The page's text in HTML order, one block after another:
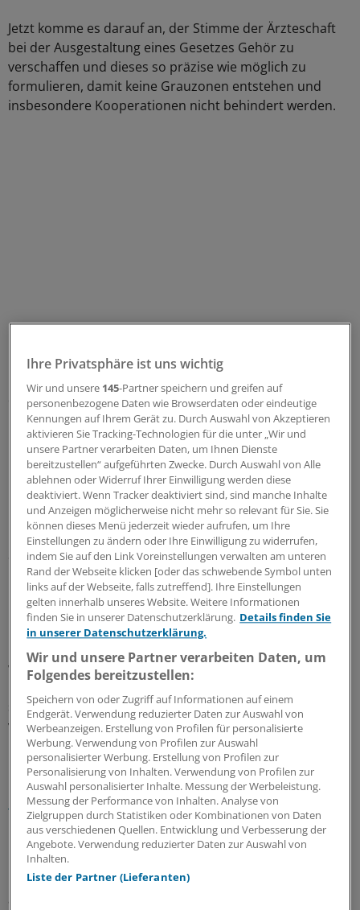
Jetzt komme es darauf an, der Stimme der Ärzteschaft
bei der Ausgestaltung eines Gesetzes Gehör zu
verschaffen und dieses so präzise wie möglich zu
formulieren, damit keine Grauzonen entstehen und
insbesondere Kooperationen nicht behindert werden.
Dr. Axel Schroeder, Präsident des Berufsverbandes der
Deutschen Urologen, ist überzeugt, dass am Ende der
derzeitigenpolitischen Diskussion eine gesetzliche
Neuregelung stehen wird, und diese wahrscheinlich im
Rahmen des Strafgesetzbuches.
"Wir müssen dafür sorgen, dass die ärztliche Kompetenz
nah dran ist an der Beurteilung der Zusammenhänge
und der Frage, was eine Unrechtsverordnung ist", fügte
Lars Lindemann hinzu, Hauptgeschäftsführer des
Spitzenverbandes der Fachärzte Deutschlands.
Umstrittenes BGH-Urteil
Rudolf Henke, Präsident der Ärztekammer Nordrhein
und CDU-Bundestagsabgeordneter, plädierte für
weniger Aufgeregtheit in der Diskussion. "Ich verstehe
nicht, warum wir uns besonders betroffen fühlen, wir
sind doch nicht mehr, sondern eher weniger als andere
von Korruption betroffen."
Ihren Anfang nahm die Diskussion um eine gesetzliche
Neuregelung mit demBeschluss des
Bundesgerichtshofes vom März 2012 (Az.: GSSt 2/11)
Das Gericht sah keine Strafbarkeit in dem Verhalten von
Kassenärzten, Präsente der Pharmaindustrie im
Gegenzug für ein bestimmtes Verordnungsverhalten
anzunehmen.
Ihre Privatsphäre ist uns wichtig
Wir und unsere 145-Partner speichern und greifen auf
personenbezogene Daten wie Browserdaten oder eindeutige
Kennungen auf Ihrem Gerät zu. Durch Auswahl von Akzeptieren
aktivieren Sie Tracking-Technologien für die unter „Wir und
unsere Partner verarbeiten Daten, um Ihnen Dienste
bereitzustellen“ aufgeführten Zwecke. Durch Auswahl von Alle
ablehnen oder Widerruf Ihrer Einwilligung werden diese
deaktiviert. Wenn Tracker deaktiviert sind, sind manche Inhalte
und Anzeigen möglicherweise nicht mehr so relevant für Sie. Sie
können dieses Menü jederzeit wieder aufrufen, um Ihre
Einstellungen zu ändern oder Ihre Einwilligung zu widerrufen,
indem Sie auf den Link Voreinstellungen verwalten am unteren
Rand der Webseite klicken [oder das schwebende Symbol unten
links auf der Webseite, falls zutreffend]. Ihre Einstellungen
gelten innerhalb unseres Website. Weitere Informationen
finden Sie in unserer Datenschutzerklärung. Details finden Sie
in unserer Datenschutzerklärung.
Wir und unsere Partner verarbeiten Daten, um
Folgendes bereitzustellen:
Speichern von oder Zugriff auf Informationen auf einem
Endgerät. Verwendung reduzierter Daten zur Auswahl von
Werbeanzeigen. Erstellung von Profilen für personalisierte
Werbung. Verwendung von Profilen zur Auswahl
personalisierter Werbung. Erstellung von Profilen zur
Personalisierung von Inhalten. Verwendung von Profilen zur
Auswahl personalisierter Inhalte. Messung der Werbeleistung.
Messung der Performance von Inhalten. Analyse von
Zielgruppen durch Statistiken oder Kombinationen von Daten
aus verschiedenen Quellen. Entwicklung und Verbesserung der
Angebote. Verwendung reduzierter Daten zur Auswahl von
Inhalten.
Liste der Partner (Lieferanten)